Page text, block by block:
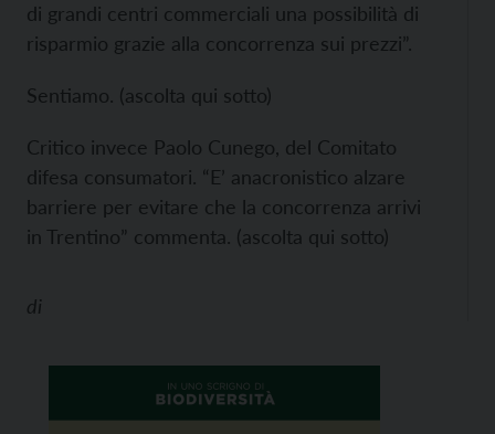
di grandi centri commerciali una possibilità di
risparmio grazie alla concorrenza sui prezzi”.
Sentiamo. (ascolta qui sotto)
Critico invece Paolo Cunego, del Comitato
difesa consumatori. “E’ anacronistico alzare
barriere per evitare che la concorrenza arrivi
in Trentino” commenta. (ascolta qui sotto)
di